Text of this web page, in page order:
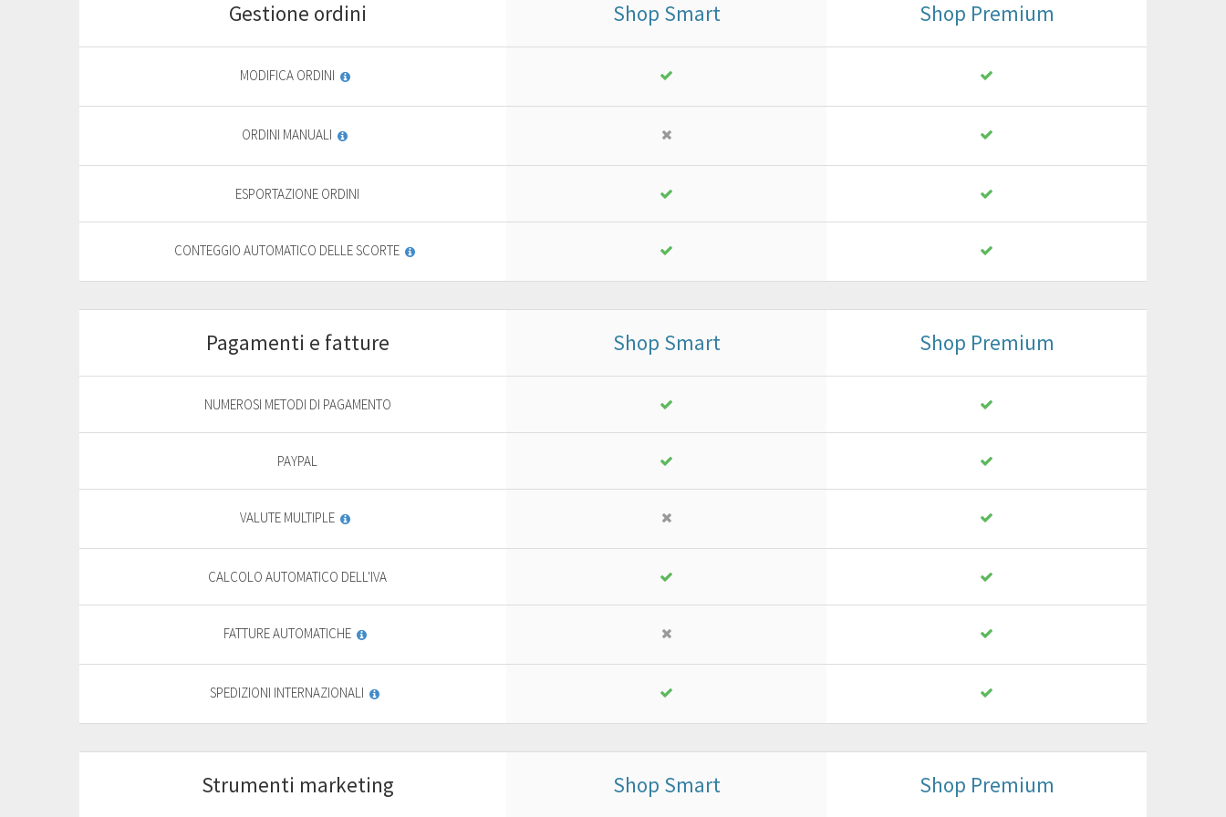
Start
For basic website For ad advanced project
9,69€
PURCHASE
18
PURCHASE
Gestione ordini Shop Smart Shop Premium
MODIFICA ORDINI
ORDINI MANUALI
ESPORTAZIONE ORDINI
CONTEGGIO AUTOMATICO DELLE SCORTE
Start
For basic website For ad advanced project
,69€
yearly + VAT
13,85 €
PURCHASE
yearly + VAT
PURCHASE
Pagamenti e fatture Shop Smart Shop Premium
NUMEROSI METODI DI PAGAMENTO
PAYPAL
VALUTE MULTIPLE
CALCOLO AUTOMATICO DELL'IVA
FATTURE AUTOMATICHE
SPEDIZIONI INTERNAZIONALI
Start
Strumenti marketing Shop Smart Shop Premium